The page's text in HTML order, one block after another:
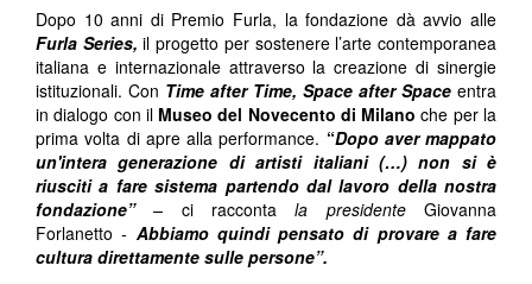
Dopo 10 anni di Premio Furla, la fondazione dà avvio alle
Furla Series,il progetto per sostenere l’arte contemporanea
italiana e internazionale attraverso la creazione di sinergie
istituzionali. Con Time after Time, Space after Space entra
in dialogo con il Museo del Novecento di Milanoche per la
prima volta di apre alla performance. “Dopo aver mappato
un'intera generazione di artisti italiani (…) non si è
riusciti a fare sistema partendo dal lavoro della nostra
fondazione”– ci racconta la presidenteGiovanna
Forlanetto - Abbiamo quindi pensato di provare a fare
cultura direttamente sulle persone”.